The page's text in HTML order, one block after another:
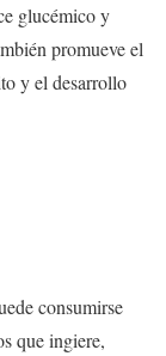
glucémico y
promueve el
y el desarrollo
consumirse
que ingiere,